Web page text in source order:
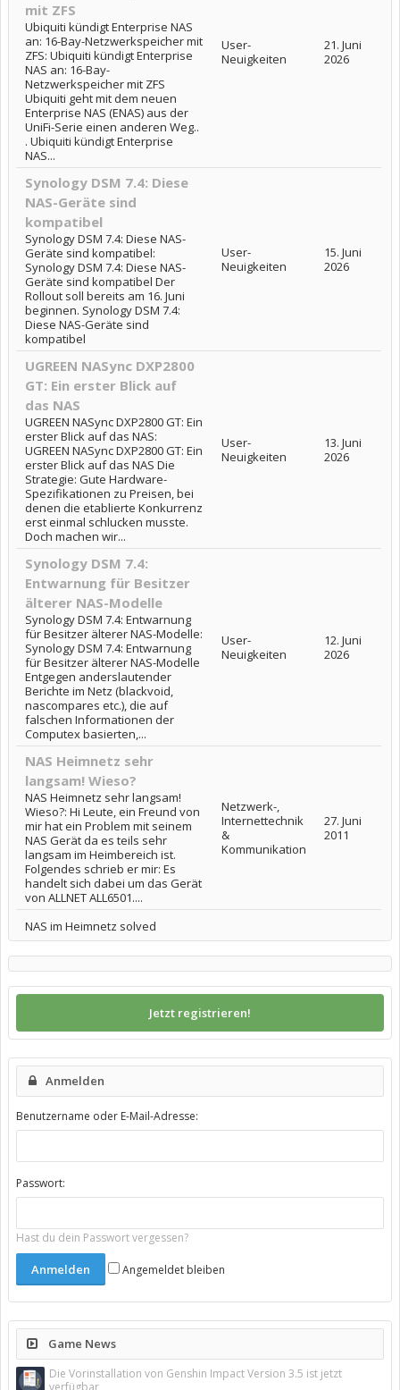
mit ZFS
Ubiquiti kündigt Enterprise NAS
an: 16-Bay-Netzwerkspeicher mit
ZFS: Ubiquiti kündigt Enterprise
NAS an: 16-Bay-
Netzwerkspeicher mit ZFS
Ubiquiti geht mit dem neuen
Enterprise NAS (ENAS) aus der
UniFi-Serie einen anderen Weg..
. Ubiquiti kündigt Enterprise
NAS...
User-
Neuigkeiten
21. Juni
2026
Synology DSM 7.4: Diese
NAS-Geräte sind
kompatibel
Synology DSM 7.4: Diese NAS-
Geräte sind kompatibel:
Synology DSM 7.4: Diese NAS-
Geräte sind kompatibel Der
Rollout soll bereits am 16. Juni
beginnen. Synology DSM 7.4:
Diese NAS-Geräte sind
kompatibel
User-
Neuigkeiten
15. Juni
2026
UGREEN NASync DXP2800
GT: Ein erster Blick auf
das NAS
UGREEN NASync DXP2800 GT: Ein
erster Blick auf das NAS:
UGREEN NASync DXP2800 GT: Ein
erster Blick auf das NAS Die
Strategie: Gute Hardware-
Spezifikationen zu Preisen, bei
denen die etablierte Konkurrenz
erst einmal schlucken musste.
Doch machen wir...
User-
Neuigkeiten
13. Juni
2026
Synology DSM 7.4:
Entwarnung für Besitzer
älterer NAS-Modelle
Synology DSM 7.4: Entwarnung
für Besitzer älterer NAS-Modelle:
Synology DSM 7.4: Entwarnung
für Besitzer älterer NAS-Modelle
Entgegen anderslautender
Berichte im Netz (blackvoid,
nascompares etc.), die auf
falschen Informationen der
Computex basierten,...
User-
Neuigkeiten
12. Juni
2026
NAS Heimnetz sehr
langsam! Wieso?
NAS Heimnetz sehr langsam!
Wieso?: Hi Leute, ein Freund von
mir hat ein Problem mit seinem
NAS Gerät da es teils sehr
langsam im Heimbereich ist.
Folgendes schrieb er mir: Es
handelt sich dabei um das Gerät
von ALLNET ALL6501....
Netzwerk-,
Internettechnik
&
Kommunikation
27. Juni
2011
NAS im Heimnetz solved
Jetzt registrieren!
Anmelden
Benutzername oder E-Mail-Adresse:
Passwort:
Hast du dein Passwort vergessen?
Angemeldet bleiben
Game News
Die Vorinstallation von Genshin Impact Version 3.5 ist jetzt
verfügbar